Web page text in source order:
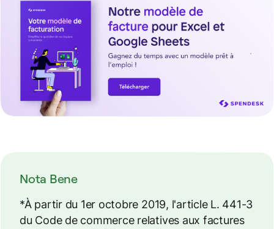
Nota Bene
*À partir du 1er octobre 2019, l'article L. 441-3
du Code de commerce relatives aux factures